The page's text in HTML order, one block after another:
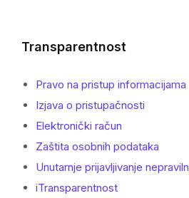
Transparentnost
Pravo na pristup informacijama
Izjava o pristupačnosti
Elektronički račun
Zaštita osobnih podataka
Unutarnje prijavljivanje
iTransparentnost